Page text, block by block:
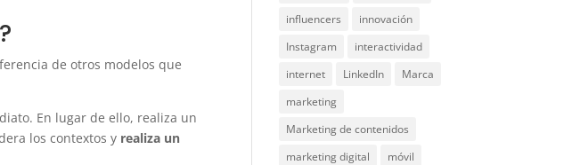
de otros modelos que
En lugar de ello, realiza un
los contextos y realiza un
influencers
innovación
Instagram
interactividad
internet
LinkedIn
Marca
marketing
Marketing de contenidos
marketing digital
móvil